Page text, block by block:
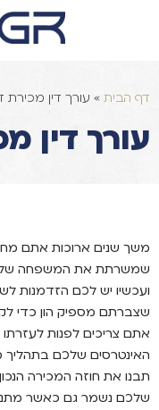
דף הבית » עורך דין מכירת
עורך דין
משך שנים ארוכות אתם
שמשרתת את המשפחה
ועכשיו יש לכם הזדמנות
שצברתם מספיק הון כדי
אתם צריכים לפנות
האינטרסים שלכם בתהליך
תבנו את חוזה המכירה
שלכם נשמר גם כאשר